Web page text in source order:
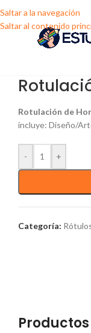
Saltar a la navegación
Saltar al contenido
Rotulación de
incluye: Diseño/
- +
Categoría: